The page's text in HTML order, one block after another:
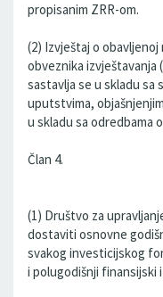
propisanim ZRR-om.
(2) Izvještaj o
obveznika izvještavanja
sastavlja se u skladu sa
uputstvima,
u skladu sa odredbama
Član 4.
(1) Društvo za
dostaviti osnovne
svakog investicijskog
i polugodišnji finansijski